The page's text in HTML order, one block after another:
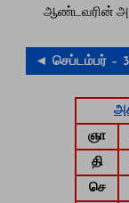
ஆண்டவரின்
◄ செப்டம்பர் –
ஞா
தி
செ